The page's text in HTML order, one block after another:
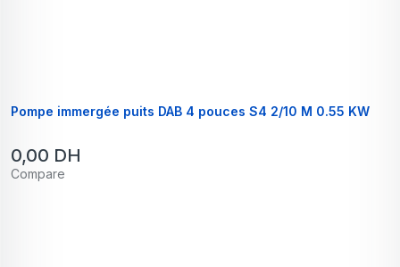
Pompe immergée puits DAB 4 pouces S4 2/10 M 0.55 KW
0,00 DH
Compare